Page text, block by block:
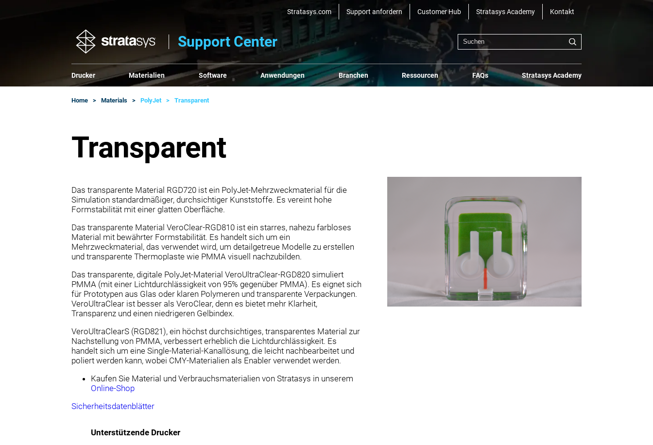
Stratasys.com Support anfordern Customer Hub Stratasys Academy Kontakt
Support Center
Drucker Materialien Software Anwendungen Branchen Ressourcen FAQs Stratasys Academy
Home Materials PolyJet Transparent
Transparent
Das transparente Material RGD720 ist ein PolyJet-Mehrzweckmaterial für die
Simulation standardmäßiger, durchsichtiger Kunststoffe. Es vereint hohe
Formstabilität mit einer glatten Oberfläche.
Das transparente Material VeroClear-RGD810 ist ein starres, nahezu farbloses
Material mit bewährter Formstabilität. Es handelt sich um ein
Mehrzweckmaterial, das verwendet wird, um detailgetreue Modelle zu erstellen
und transparente Thermoplaste wie PMMA visuell nachzubilden.
Das transparente, digitale PolyJet-Material VeroUltraClear-RGD820 simuliert
PMMA (mit einer Lichtdurchlässigkeit von 95% gegenüber PMMA). Es eignet sich
für Prototypen aus Glas oder klaren Polymeren und transparente Verpackungen.
VeroUltraClear ist besser als VeroClear, denn es bietet mehr Klarheit,
Transparenz und einen niedrigeren Gelbindex.
VeroUltraClearS (RGD821), ein höchst durchsichtiges, transparentes Material zur
Nachstellung von PMMA, verbessert erheblich die Lichtdurchlässigkeit. Es
handelt sich um eine Single-Material-Kanallösung, die leicht nachbearbeitet und
poliert werden kann, wobei CMY-Materialien als Enabler verwendet werden.
Kaufen Sie Material und Verbrauchsmaterialien von Stratasys in unserem
Online-Shop
Sicherheitsdatenblätter
Unterstützende Drucker